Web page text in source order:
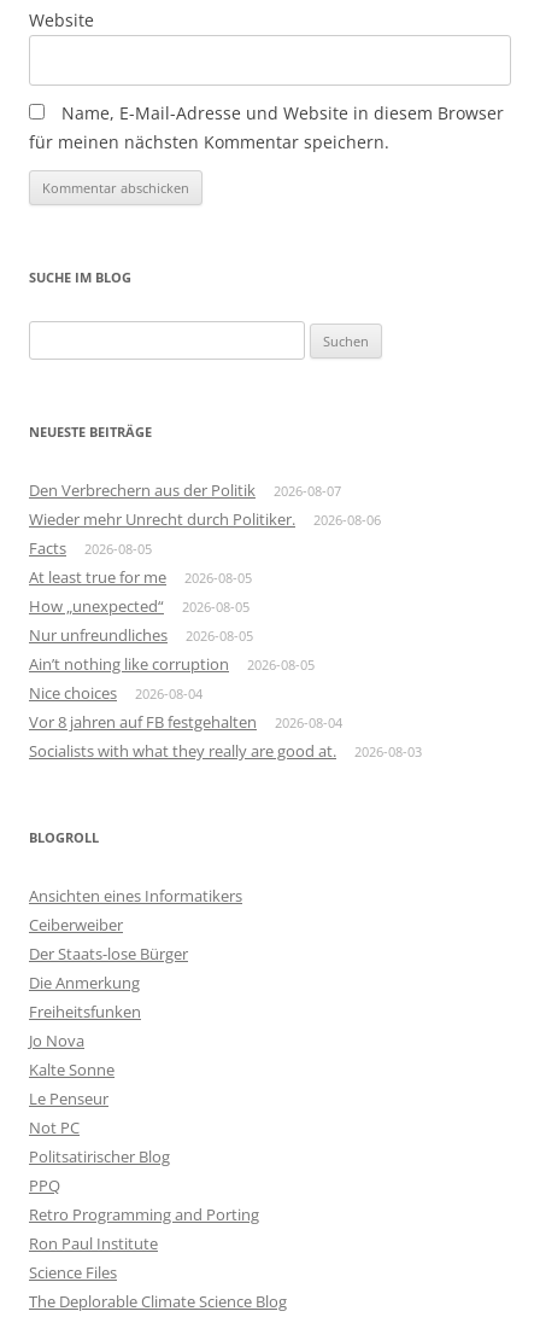
Website
Name, E-Mail-Adresse und Website in diesem Browser
für meinen nächsten Kommentar speichern.
SUCHE IM BLOG
nach:
NEUESTE BEITRÄGE
Den Verbrechern aus der Politik 2026-08-07
Wieder mehr Unrecht durch Politiker. 2026-08-06
Facts 2026-08-05
At least true for me 2026-08-05
How „unexpected“ 2026-08-05
Nur unfreundliches 2026-08-05
Ain’t nothing like corruption 2026-08-05
Nice choices 2026-08-04
Vor 8 jahren auf FB festgehalten 2026-08-04
Socialists with what they really are good at. 2026-08-03
BLOGROLL
Ansichten eines Informatikers
Ceiberweiber
Der Staats-lose Bürger
Die Anmerkung
Freiheitsfunken
Jo Nova
Kalte Sonne
Le Penseur
Not PC
Politsatirischer Blog
PPQ
Retro Programming and Porting
Ron Paul Institute
Science Files
The Deplorable Climate Science Blog